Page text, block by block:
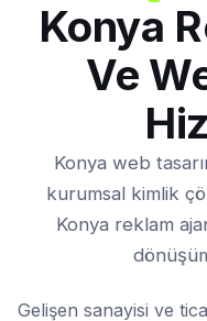
Konya
Ve
Konya web
kurumsal kimlik
Konya reklam
Konya
Gelişen sanayisi ve